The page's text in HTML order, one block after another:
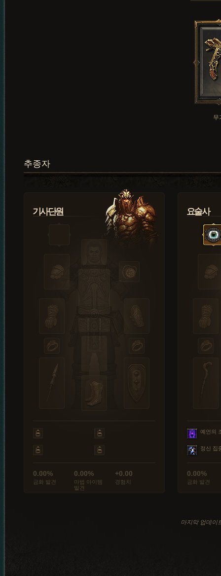
무
추종자
기사단원
0.00%
금화 발견
0.00%
마법 아이템
발견
+0.00
경험치
요술사
예언의
정신 집
0.00%
금화 발견
마지막 업데이